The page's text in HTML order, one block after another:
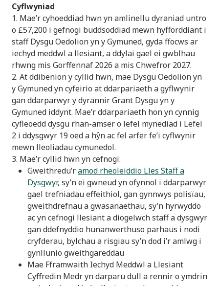
Cyflwyniad
1. Mae’r cyhoeddiad hwn yn amlinellu dyraniad untro
o £57,200 i gefnogi buddsoddiad mewn hyfforddiant i
staff Dysgu Oedolion yn y Gymuned, gyda ffocws ar
iechyd meddwl a llesiant, a ddylai gael ei gwblhau
rhwng mis Gorffennaf 2026 a mis Chwefror 2027.
2. At ddibenion y cyllid hwn, mae Dysgu Oedolion yn
y Gymuned yn cyfeirio at ddarpariaeth a gyflwynir
gan ddarparwyr y dyrannir Grant Dysgu yn y
Gymuned iddynt. Mae’r ddarpariaeth hon yn cynnig
cyfleoedd dysgu rhan-amser o lefel mynediad i Lefel
2 i ddysgwyr 19 oed a hŷn ac fel arfer fe’i cyflwynir
mewn lleoliadau cymunedol.
3. Mae’r cyllid hwn yn cefnogi:
Gweithredu’ramod rheoleiddio Lles Staff a
Dysgwyr, sy’n ei gwneud yn ofynnol i ddarparwyr
gael trefniadau effeithiol, gan gynnwys polisïau,
gweithdrefnau a gwasanaethau, sy’n hyrwyddo
ac yn cefnogi llesiant a diogelwch staff a dysgwyr
gan ddefnyddio hunanwerthuso parhaus i nodi
cryfderau, bylchau a risgiau sy’n dod i’r amlwg i
gynllunio gweithgareddau
Mae Fframwaith Iechyd Meddwl a Llesiant
Cyffredin Medr yn darparu dull a rennir o ymdrin